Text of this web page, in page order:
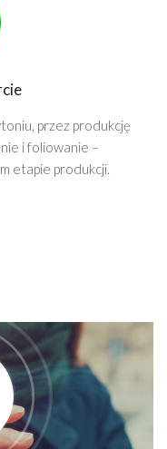
przez produkcję
i foliowanie –
etapie produkcji.